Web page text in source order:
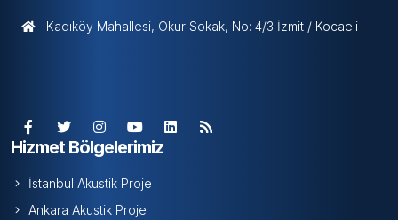
Kadıköy Mahallesi, Okur Sokak, No: 4/3 İzmit / Kocaeli
Hizmet Bölgelerimiz
İstanbul Akustik Proje
Ankara Akustik Proje